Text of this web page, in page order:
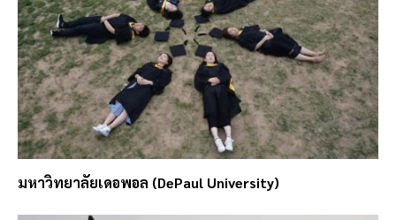
มหาวิทยาลัยเดอพอล (DePaul University)